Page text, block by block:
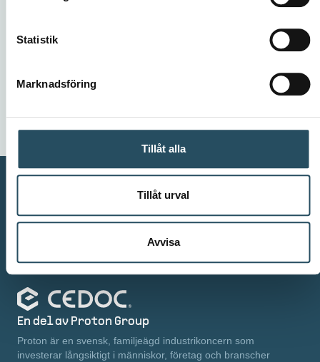
Statistik
Marknadsföring
Tillåt alla
Tillåt urval
Avvisa
för steg mot att skapa en maskinsäker arbetsplats
för dina medarbetare. Testa CEDOC och upplev
hur enkel och användarvänlig vår programvara är
– och hur bra det känns att minimera riskerna och
skapa trygghet.
En del av Proton Group
Proton är en svensk, familjeägd industrikoncern som
investerar långsiktigt i människor, företag och branscher